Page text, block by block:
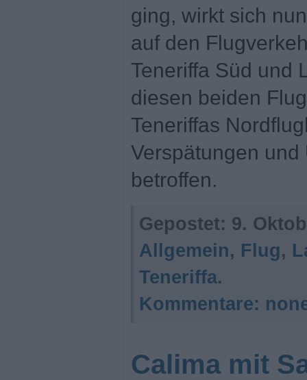
ging, wirkt sich
auf den
Teneriffa Süd und
diesen beiden
Teneriffas
Verspätungen
betroffen.
Gepostet: 9.
Allgemein, Flug,
Teneriffa.
Kommentare:
Calima mit